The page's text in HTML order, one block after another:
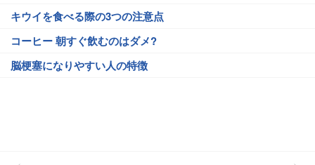
キウイを食べる際の3つの注意点
コーヒー 朝すぐ飲むのはダメ?
脳梗塞になりやすい人の特徴